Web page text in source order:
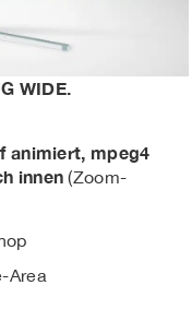
WIDE.
animiert, mpeg4
innen(Zoom-
Area